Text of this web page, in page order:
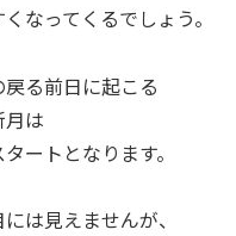
なってくるでしょう。
る前日に起こる
は
ートとなります。
は見えませんが、